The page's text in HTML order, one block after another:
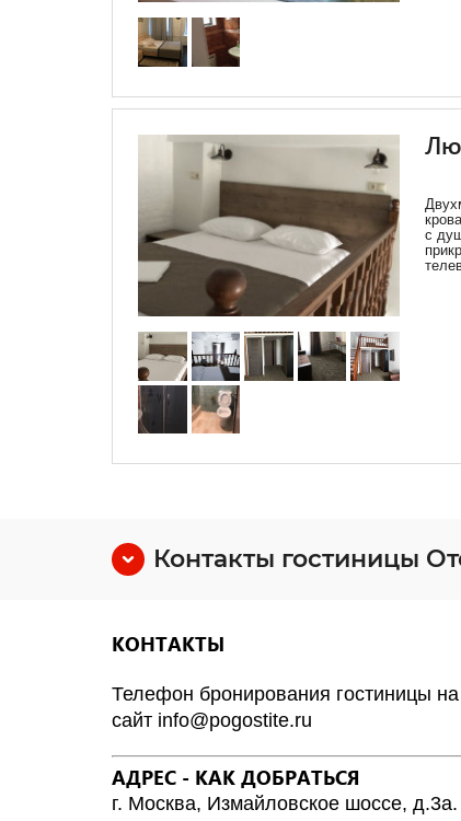
с
Контакты гостиницы
КОНТАКТЫ
Телефон бронирования гостиницы
сайт info@pogostite.ru
АДРЕС - КАК ДОБРАТЬСЯ
г. Москва, Измайловское шоссе, д.3а.